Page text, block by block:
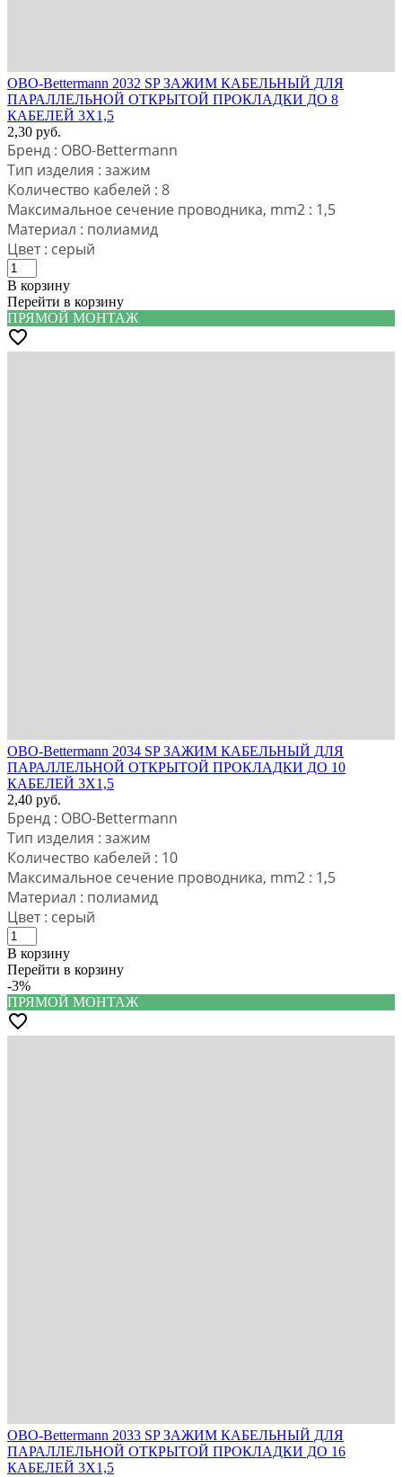
OBO-Bettermann 2032 SP ЗАЖИМ КАБЕЛЬНЫЙ ДЛЯ
ПАРАЛЛЕЛЬНОЙ ОТКРЫТОЙ ПРОКЛАДКИ ДО 8
КАБЕЛЕЙ 3Х1,5
2,30 руб.
Бренд : OBO-Bettermann
Тип изделия : зажим
Количество кабелей : 8
Максимальное сечение проводника, mm2 : 1,5
Материал : полиамид
Цвет : серый
В корзину
Перейти в корзину
ПРЯМОЙ МОНТАЖ
favorite_border
OBO-Bettermann 2034 SP ЗАЖИМ КАБЕЛЬНЫЙ ДЛЯ
ПАРАЛЛЕЛЬНОЙ ОТКРЫТОЙ ПРОКЛАДКИ ДО 10
КАБЕЛЕЙ 3Х1,5
2,40 руб.
Бренд : OBO-Bettermann
Тип изделия : зажим
Количество кабелей : 10
Максимальное сечение проводника, mm2 : 1,5
Материал : полиамид
Цвет : серый
В корзину
Перейти в корзину
-3%
ПРЯМОЙ МОНТАЖ
favorite_border
OBO-Bettermann 2033 SP ЗАЖИМ КАБЕЛЬНЫЙ ДЛЯ
ПАРАЛЛЕЛЬНОЙ ОТКРЫТОЙ ПРОКЛАДКИ ДО 16
КАБЕЛЕЙ 3Х1,5